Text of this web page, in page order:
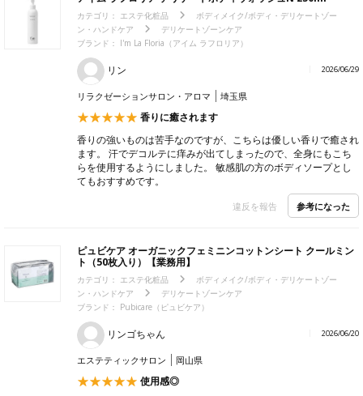
カテゴリ： エステ化粧品
ボディメイク/ボディ・デリケートゾー
ン・ハンドケア
デリケートゾーンケア
ブランド： I'm La Floria（アイム ラフロリア）
リン 2026/06/29
リラクゼーションサロン・アロマ 埼玉県
香りに癒されます
香りの強いものは苦手なのですが、こちらは優しい香りで癒され
ます。 汗でデコルテに痒みが出てしまったので、全身にもこち
らを使用するようにしました。 敏感肌の方のボディソープとし
てもおすすめです。
違反を報告 参考になった
ピュビケア オーガニックフェミニンコットンシート クールミン
ト（50枚入り）【業務用】
カテゴリ： エステ化粧品
ボディメイク/ボディ・デリケートゾー
ン・ハンドケア
デリケートゾーンケア
ブランド： Pubicare（ピュビケア）
リンゴちゃん 2026/06/20
エステティックサロン 岡山県
使用感◎